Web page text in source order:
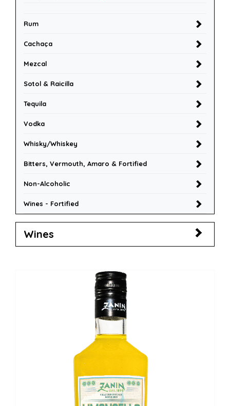
Rum
Cachaça
Mezcal
Sotol & Raicilla
Tequila
Vodka
Whisky/Whiskey
Bitters, Vermouth, Amaro & Fortified
Non-Alcoholic
Wines - Fortified
Wines